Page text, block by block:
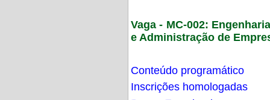
Vaga - MC-002:
e Administração de
Conteúdo programático
Inscrições homologadas